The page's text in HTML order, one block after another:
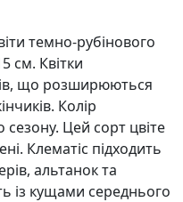
темно-рубінового
см. Квітки
що розширюються
Колір
сезону. Цей сорт цвіте
Клематіс підходить
альтанок та
із кущами середнього